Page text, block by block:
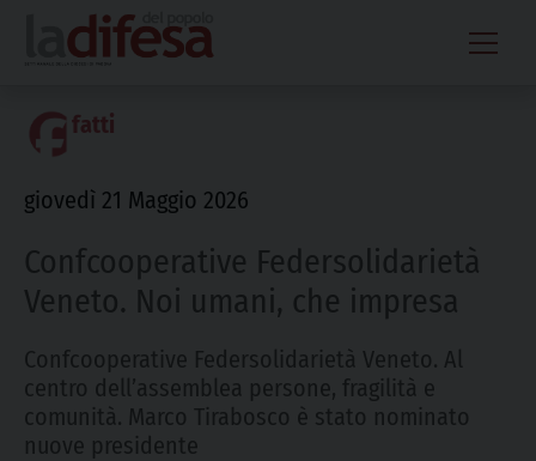
content
fatti
giovedì 21 Maggio 2026
Confcooperative Federsolidarietà
Veneto. Noi umani, che impresa
Confcooperative Federsolidarietà Veneto. Al
centro dell’assemblea persone, fragilità e
comunità. Marco Tirabosco è stato nominato
nuove presidente